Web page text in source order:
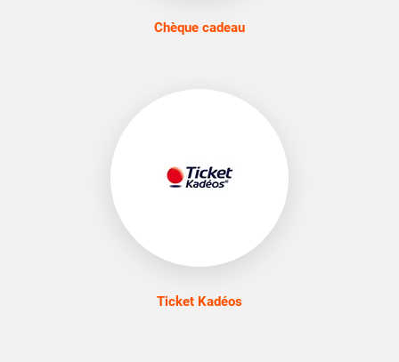
Chèque cadeau
Ticket Kadéos